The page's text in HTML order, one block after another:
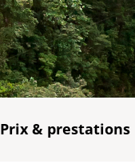
Prix & prestations